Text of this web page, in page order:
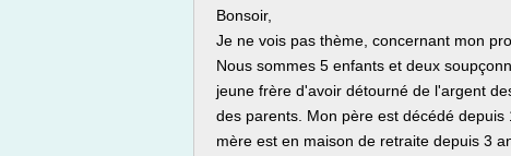
Bonsoir,
Je ne vois pas thème, concernant mon
Nous sommes 5 enfants et deux
jeune frère d'avoir détourné de l'argent
des parents. Mon père est décédé depuis
mère est en maison de retraite depuis 3